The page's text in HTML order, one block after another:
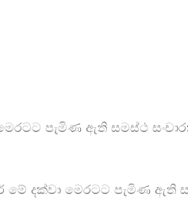
පැමිණ ඇති සමස්ථ
දක්වා මෙරටට පැමිණ ඇති